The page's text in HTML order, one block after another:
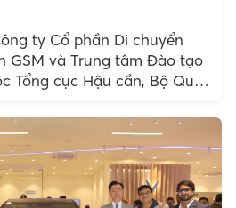
ty Cổ phần Di chuyển
GSM và Trung tâm Đào tạo
Tổng cục Hậu cần, Bộ Quốc